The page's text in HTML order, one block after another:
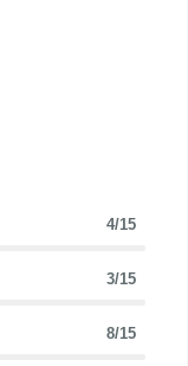
4/15
3/15
8/15